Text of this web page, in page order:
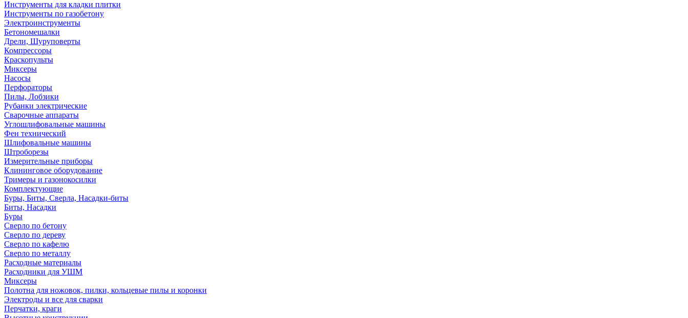
Инструменты для кладки плитки
Инструменты по газобетону
Электроинструменты
Бетономешалки
Дрели, Шуруповерты
Компрессоры
Краскопульты
Миксеры
Насосы
Перфораторы
Пилы, Лобзики
Рубанки электрические
Сварочные аппараты
Углошлифовальные машины
Фен технический
Шлифовальные машины
Штроборезы
Измерительные приборы
Клининговое оборудование
Тримеры и газонокосилки
Комплектующие
Буры, Биты, Сверла, Насадки-биты
Биты, Насадки
Буры
Сверло по бетону
Сверло по дереву
Сверло по кафелю
Сверло по металлу
Расходные материалы
Расходники для УШМ
Миксеры
Полотна для ножовок, пилки, кольцевые пилы и коронки
Электроды и все для сварки
Перчатки, краги